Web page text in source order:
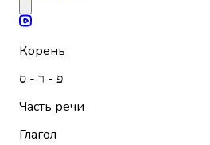
Корень
פ - ר - ס
Часть речи
Глагол